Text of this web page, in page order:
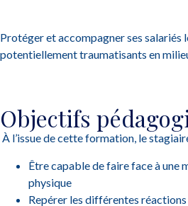
Protéger et accompagner ses salariés
potentiellement traumatisants en
Objectifs
À l’issue de cette formation, le
Être capable de faire face à une
physique
Repérer les différentes réactions